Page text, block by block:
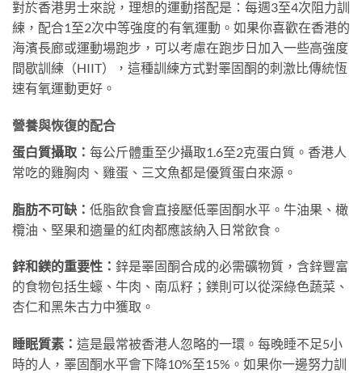
對於香港男士來說，理想的運動搭配是：每週3至4次阻力訓
練，配合1至2次中等強度的有氧運動。如果你喜歡在香港的
海濱長廊或運動場跑步，可以考慮在跑步日加入一些高強度
間歇訓練（HIIT），這種訓練方式對睪固酮的刺激比傳統恆
速有氧運動更好。
營養與恢復的配合
蛋白質攝取： 每公斤體重至少攝取1.6至2克蛋白質。香港人
常吃的雞胸肉、雞蛋、三文魚都是優質蛋白來源。
脂肪不可缺： 低脂飲食會直接壓低睪固酮水平。牛油果、橄
欖油、堅果和適量的紅肉都應該納入日常飲食。
鋅和鎂的重要性： 鋅是睪固酮合成的必需礦物質，含鋅豐富
的食物包括生蠔、牛肉、南瓜籽；鎂則可以從深綠色蔬菜、
杏仁和黑朱古力中獲取。
睡眠質素： 這是最常被香港人忽略的一環。每晚睡不足5小
時的人，睪固酮水平會下降10%至15%。如果你一邊努力訓